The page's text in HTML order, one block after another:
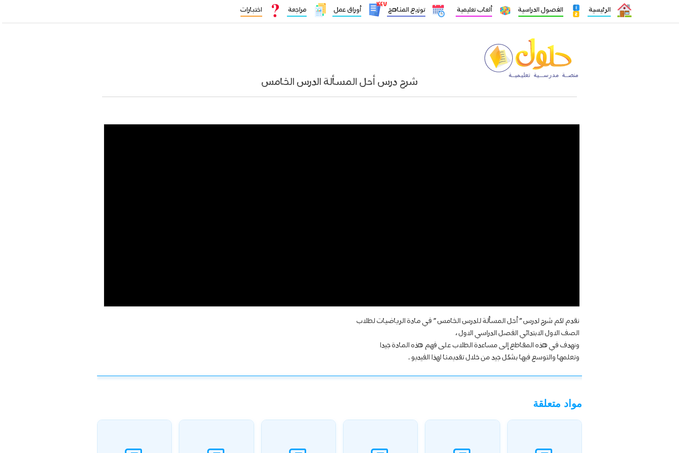
الرئيسية الفصول الدراسية ألعاب تعليمية توزيع المناهج
١٤٤٧
أوراق عمل مراجعة اختبارات
شرح درس أحل المسألة الدرس الخامس
نقدم لكم شرح لدرس ” أحل المسألة للدرس الخامس ” في مادة الرياضيات لطلاب
الصف الاول الابتدائي الفصل الدراسي الاول ،
ونهدف في هذه المقاطع إلى مساعدة الطلاب على فهم هذه المادة جيدا
وتعلمها والتوسع فيها بشكل جيد من خلال تقديمنا لهذا الفيديو .
مواد متعلقة